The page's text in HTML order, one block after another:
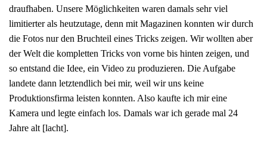
draufhaben. Unsere Möglichkeiten waren damals sehr viel
limitierter als heutzutage, denn mit Magazinen konnten wir durch
die Fotos nur den Bruchteil eines Tricks zeigen. Wir wollten aber
der Welt die kompletten Tricks von vorne bis hinten zeigen, und
so entstand die Idee, ein Video zu produzieren. Die Aufgabe
landete dann letztendlich bei mir, weil wir uns keine
Produktionsfirma leisten konnten. Also kaufte ich mir eine
Kamera und legte einfach los. Damals war ich gerade mal 24
Jahre alt [lacht].